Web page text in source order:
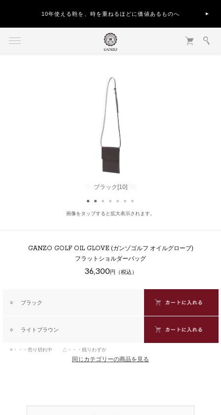
10年使える鞄を、時を重ねるほどに価値あるものへ
ブラック[10]
ライトブラウン[50]
画像をタップすると拡大表示されます。
GANZO GOLF OIL GLOVE (ガンゾゴルフ オイルグローブ)
フラットショルダーバッグ
36,300円（税込）
○ ブラック
○ ライトブラウン
×・・・売り切れ中 △・・・残りわずか
同じカテゴリーの商品を見る